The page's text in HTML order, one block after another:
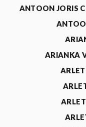
ANTOON JORIS
ARIANKA